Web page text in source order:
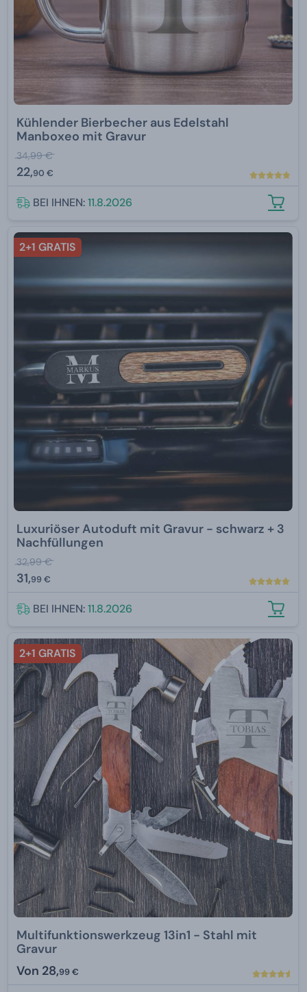
Kühlender Bierbecher aus Edelstahl
Manboxeo mit Gravur
34,99 €
22,90 €
BEI IHNEN:11.8.2026
2+1 GRATIS
Luxuriöser Autoduft mit Gravur - schwarz + 3
Nachfüllungen
32,99 €
31,99 €
BEI IHNEN:11.8.2026
2+1 GRATIS
Multifunktionswerkzeug 13in1 - Stahl mit
Gravur
Von 28,99 €